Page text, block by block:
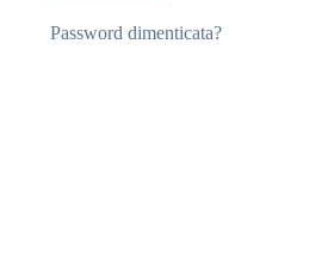
Password dimenticata?